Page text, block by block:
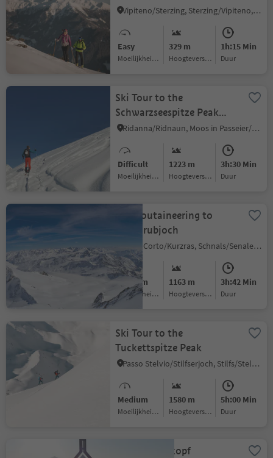
Vipiteno/Sterzing, Sterzing/Vipiteno, Sterzing/Vipiteno and environs
Easy
Moeilijkheidsgraad
329 m
Hoogteverschil
1h:15 Min
Duur
Ski Tour to the
Schwarzseespitze Peak
(2,988 m)
Ridanna/Ridnaun, Moos in Passeier/Moso in Passiria, Meran/Merano and environs
Difficult
Moeilijkheidsgraad
1223 m
Hoogteverschil
3h:30 Min
Duur
Ski moutaineering to
Langgrubjoch
Maso Corto/Kurzras, Schnals/Senales, Vinschgau/Val Venosta
Medium
Moeilijkheidsgraad
1163 m
Hoogteverschil
3h:42 Min
Duur
Ski Tour to the
Tuckettspitze Peak
Passo Stelvio/Stilfserjoch, Stilfs/Stelvio, Vinschgau/Val Venosta
Medium
Moeilijkheidsgraad
1580 m
Hoogteverschil
5h:00 Min
Duur
Ski tour Upikopf